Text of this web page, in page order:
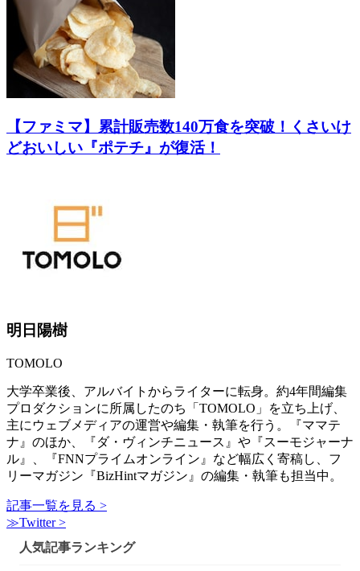
【ファミマ】累計販売数140万食を突破！くさいけ
どおいしい『ポテチ』が復活！
明日陽樹
TOMOLO
大学卒業後、アルバイトからライターに転身。約4年間編集
プロダクションに所属したのち「TOMOLO」を立ち上げ、
主にウェブメディアの運営や編集・執筆を行う。『ママテ
ナ』のほか、『ダ・ヴィンチニュース』や『スーモジャーナ
ル』、『FNNプライムオンライン』など幅広く寄稿し、フ
リーマガジン『BizHintマガジン』の編集・執筆も担当中。
記事一覧を見る >
≫Twitter >
人気記事ランキング